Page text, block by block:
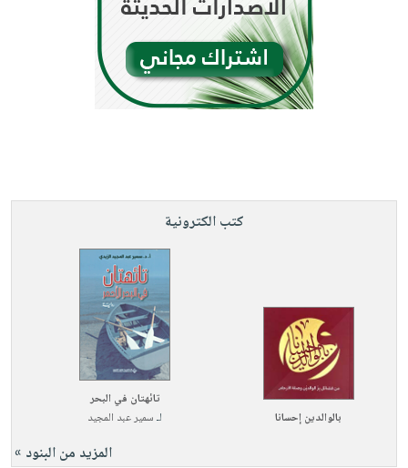
كتب الكترونية
بالوالدين إحسانا
تائهتان في البحر
لـسمير عبد المجيد
المزيد من البنود »